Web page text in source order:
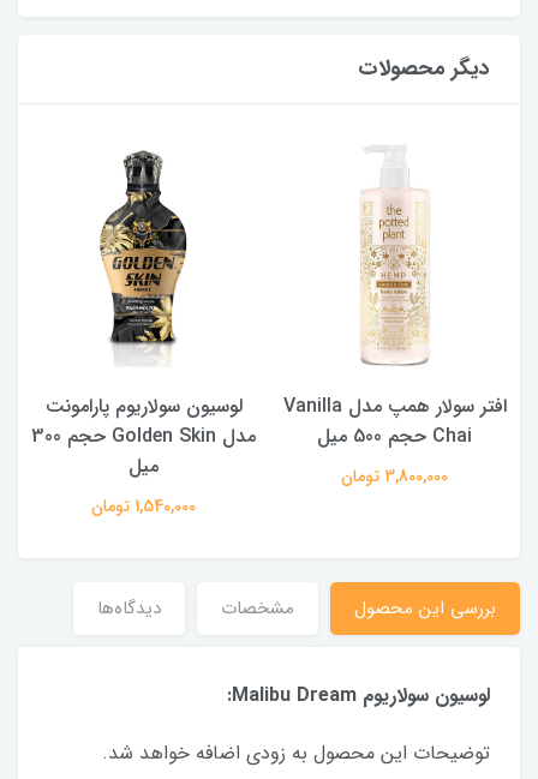
دیگر محصولات
افتر سولار همپ مدل Vanilla
Chai حجم 500 میل
3,800,000 تومان
لوسیون سولاریوم پارامونت
مدل Golden Skin حجم 300
میل
1,540,000 تومان
بررسی این محصول مشخصات دیدگاه‌ها
لوسیون سولاریوم Malibu Dream:
توضیحات این محصول به زودی اضافه خواهد شد.